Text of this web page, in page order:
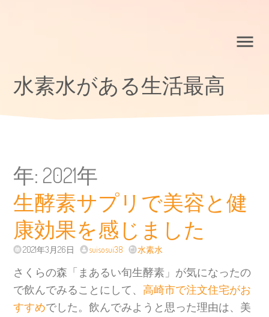
水素水がある生活最高
年: 2021年
生酵素サプリで美容と健
康効果を感じました
2021年3月26日 suisosui38 水素水
さくらの森「まあるい旬生酵素」が気になったの
で飲んでみることにして、 高崎市で注文住宅がお
すすめでした。飲んでみようと思った理由は、美